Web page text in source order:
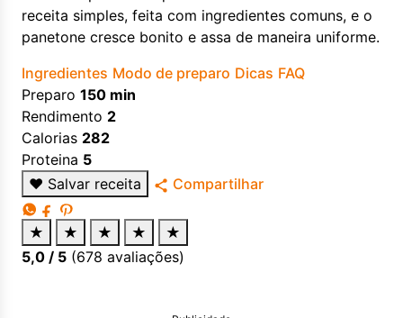
receita simples, feita com ingredientes comuns, e o
panetone cresce bonito e assa de maneira uniforme.
Ingredientes Modo de preparo Dicas FAQ
Preparo 150 min
Rendimento 2
Calorias 282
Proteina 5
♥ Salvar receita Compartilhar
★ ★ ★ ★
★
5,0 / 5 (678 avaliações)